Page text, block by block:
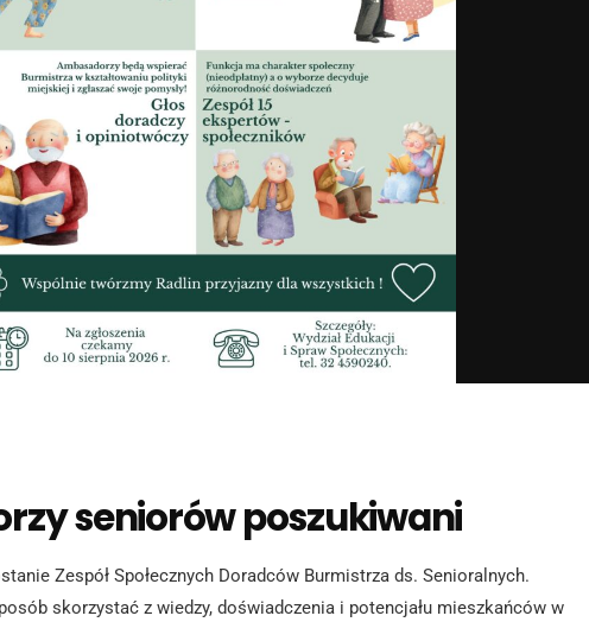
seniorów poszukiwani
Zespół Społecznych Doradców Burmistrza ds. Senioralnych.
skorzystać z wiedzy, doświadczenia i potencjału mieszkańców w